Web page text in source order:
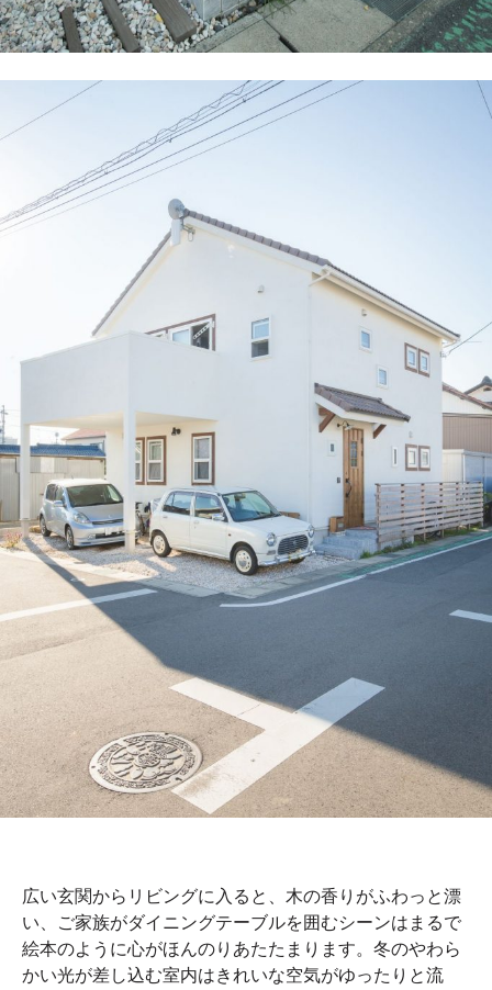
広い玄関からリビングに入ると、木の香りがふわっと漂
い、ご家族がダイニングテーブルを囲むシーンはまるで
絵本のように心がほんのりあたたまります。冬のやわら
かい光が差し込む室内はきれいな空気がゆったりと流